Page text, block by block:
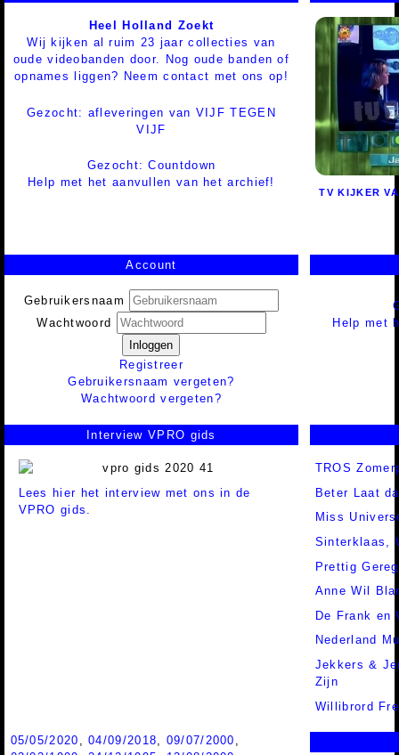
Heel Holland Zoekt
Wij kijken al ruim 23 jaar collecties van
oude videobanden door. Nog oude banden of
opnames liggen? Neem contact met ons op!
Gezocht: afleveringen van VIJF TEGEN
VIJF
Gezocht: Countdown
Help met het aanvullen van het archief!
TV KIJKER
Account
Gebruikersnaam
Wachtwoord
Inloggen
Registreer
Gebruikersnaam vergeten?
Wachtwoord vergeten?
Help met
Interview VPRO gids
Lees hier het interview met ons in de
VPRO gids.
TROS
Beter Laat
Miss
Sinterklaas,
Prettig
Anne Wil
De Frank en
Nederland
Jekkers &
Zijn
Willibrord
05/05/2020 ,04/09/2018 09/07/2000